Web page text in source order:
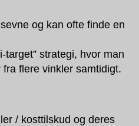
og kan ofte finde en
strategi, hvor man
flere vinkler samtidigt.
/ kosttilskud og deres